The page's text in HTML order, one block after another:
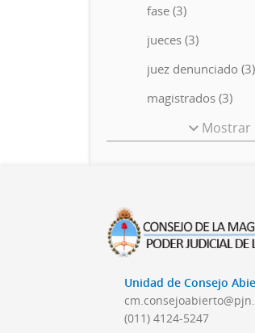
fase (3)
jueces (3)
juez denunciado (3)
magistrados (3)
Unidad de Consejo
(011) 4124-5247